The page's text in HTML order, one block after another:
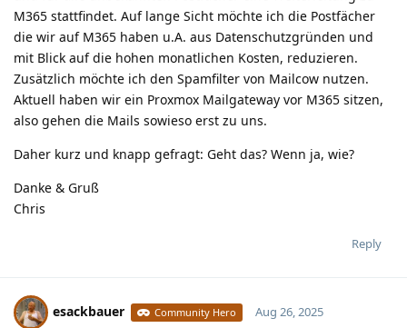
M365 stattfindet. Auf lange Sicht möchte ich die Postfächer
die wir auf M365 haben u.A. aus Datenschutzgründen und
mit Blick auf die hohen monatlichen Kosten, reduzieren.
Zusätzlich möchte ich den Spamfilter von Mailcow nutzen.
Aktuell haben wir ein Proxmox Mailgateway vor M365 sitzen,
also gehen die Mails sowieso erst zu uns.
Daher kurz und knapp gefragt: Geht das? Wenn ja, wie?
Danke & Gruß
Chris
Reply
esackbauer Community Hero
Aug 26, 2025